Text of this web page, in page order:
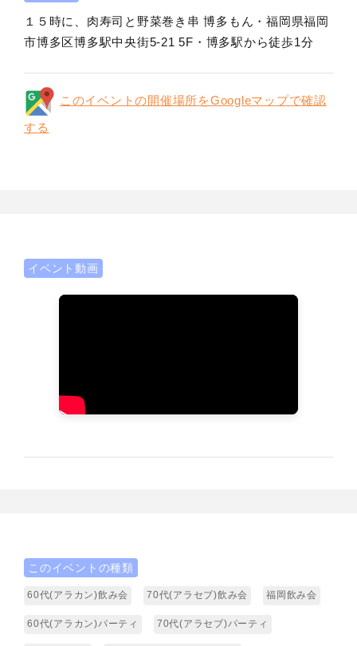
１５時に、肉寿司と野菜巻き串 博多もん・福岡県福岡
市博多区博多駅中央街5-21 5F・博多駅から徒歩1分
このイベントの開催場所をGoogleマップで確認
する
イベント動画
このイベントの種類
60代(アラカン)飲み会 70代(アラセブ)飲み会 福岡飲み会
60代(アラカン)パーティ 70代(アラセブ)パーティ